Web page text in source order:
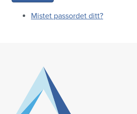
Mistet passordet ditt?